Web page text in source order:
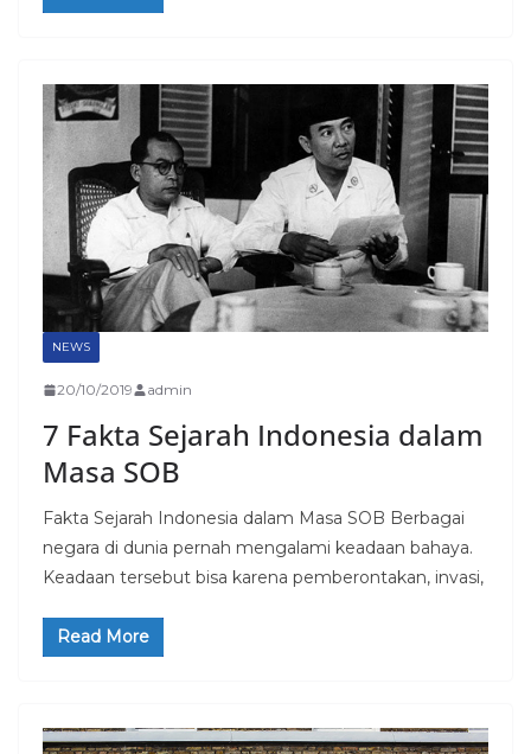
NEWS
20/10/2019 admin
7 Fakta Sejarah Indonesia dalam
Masa SOB
Fakta Sejarah Indonesia dalam Masa SOB Berbagai
negara di dunia pernah mengalami keadaan bahaya.
Keadaan tersebut bisa karena pemberontakan, invasi,
Read More